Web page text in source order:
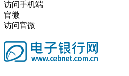
访问手机端
官微
访问官微